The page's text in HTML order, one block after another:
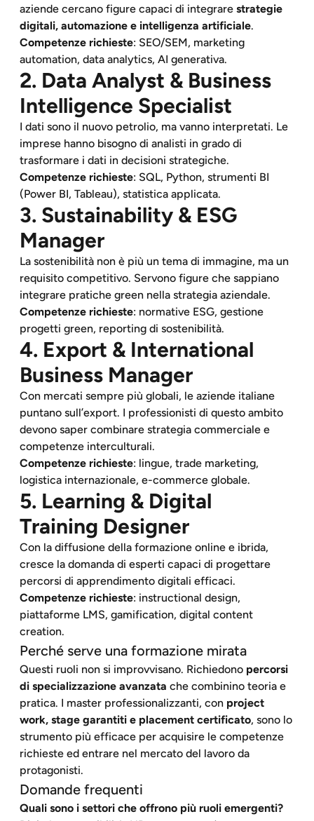
aziende cercano figure capaci di integrare strategie
digitali, automazione e intelligenza artificiale.
Competenze richieste: SEO/SEM, marketing
automation, data analytics, AI generativa.
2. Data Analyst & Business
Intelligence Specialist
I dati sono il nuovo petrolio, ma vanno interpretati. Le
imprese hanno bisogno di analisti in grado di
trasformare i dati in decisioni strategiche.
Competenze richieste: SQL, Python, strumenti BI
(Power BI, Tableau), statistica applicata.
3. Sustainability & ESG
Manager
La sostenibilità non è più un tema di immagine, ma un
requisito competitivo. Servono figure che sappiano
integrare pratiche green nella strategia aziendale.
Competenze richieste: normative ESG, gestione
progetti green, reporting di sostenibilità.
4. Export & International
Business Manager
Con mercati sempre più globali, le aziende italiane
puntano sull’export. I professionisti di questo ambito
devono saper combinare strategia commerciale e
competenze interculturali.
Competenze richieste: lingue, trade marketing,
logistica internazionale, e-commerce globale.
5. Learning & Digital
Training Designer
Con la diffusione della formazione online e ibrida,
cresce la domanda di esperti capaci di progettare
percorsi di apprendimento digitali efficaci.
Competenze richieste: instructional design,
piattaforme LMS, gamification, digital content
creation.
Perché serve una formazione mirata
Questi ruoli non si improvvisano. Richiedono percorsi
di specializzazione avanzata che combinino teoria e
pratica. I master professionalizzanti, con project
work, stage garantiti e placement certificato, sono lo
strumento più efficace per acquisire le competenze
richieste ed entrare nel mercato del lavoro da
protagonisti.
Domande frequenti
Quali sono i settori che offrono più ruoli emergenti?